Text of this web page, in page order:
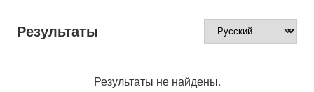
Результаты
Результаты не найдены.